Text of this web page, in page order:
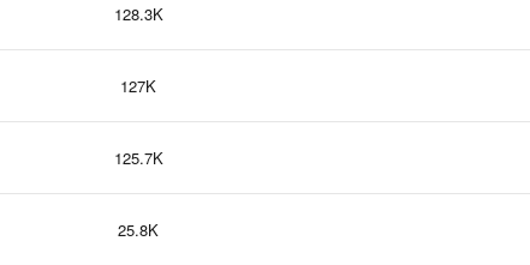
128.3K
127K
125.7K
25.8K